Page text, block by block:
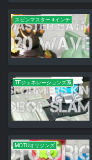
スピンマスター 4インチ
TFジェネレーションズ系
MOTUオリジンズ